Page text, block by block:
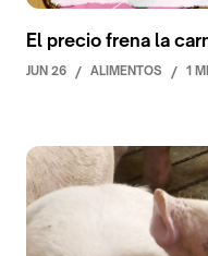
El precio frena la
JUN 26 / ALIMENTOS / 1